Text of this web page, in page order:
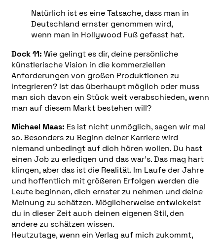
Natürlich ist es eine Tatsache, dass man in
Deutschland ernster genommen wird,
wenn man in Hollywood Fuß gefasst hat.
Dock 11: Wie gelingt es dir, deine persönliche
künstlerische Vision in die kommerziellen
Anforderungen von großen Produktionen zu
integrieren? Ist das überhaupt möglich oder muss
man sich davon ein Stück weit verabschieden, wenn
man auf diesem Markt bestehen will?
Michael Maas: Es ist nicht unmöglich, sagen wir mal
so. Besonders zu Beginn deiner Karriere wird
niemand unbedingt auf dich hören wollen. Du hast
einen Job zu erledigen und das war’s. Das mag hart
klingen, aber das ist die Realität. Im Laufe der Jahre
und hoffentlich mit größeren Erfolgen werden die
Leute beginnen, dich ernster zu nehmen und deine
Meinung zu schätzen. Möglicherweise entwickelst
du in dieser Zeit auch deinen eigenen Stil, den
andere zu schätzen wissen.
Heutzutage, wenn ein Verlag auf mich zukommt,